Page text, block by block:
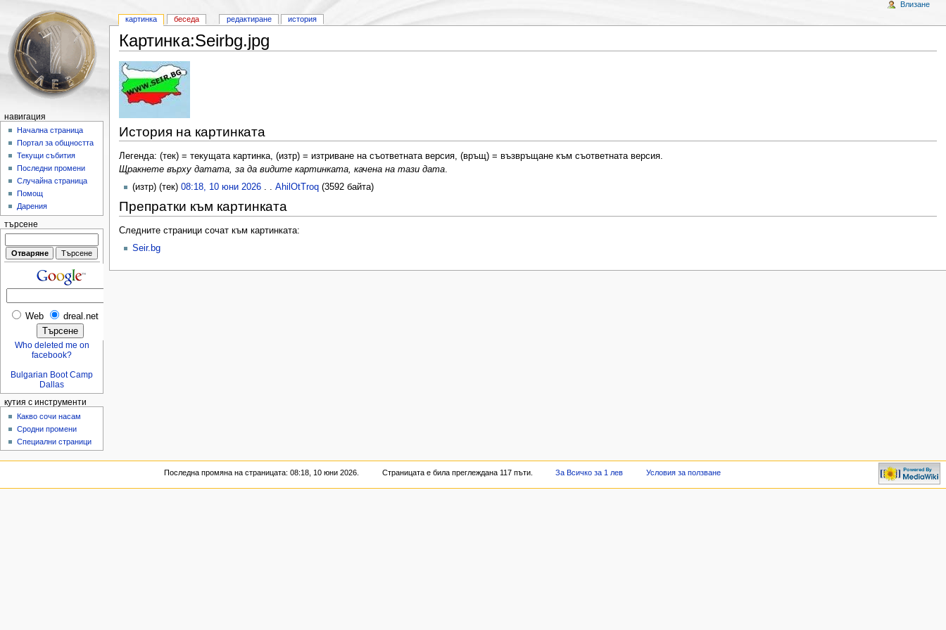
Картинка:Seirbg.jpg
История на картинката
Легенда: (тек) = текущата картинка, (изтр) = изтриване на съответната версия, (връщ) = възвръщане към съответната версия.
Щракнете върху датата, за да видите картинката, качена на тази дата.
(изтр) (тек) 08:18, 10 юни 2026. . AhilOtTroq(3592 байта)
Препратки към картинката
Следните страници сочат към картинката:
Seir.bg
картинка беседа редактиране история
Влизане
навигация
Начална страница
Портал за общността
Текущи събития
Последни промени
Случайна страница
Помощ
Дарения
търсене
Web dreal.net
Who deleted me on
facebook?
Bulgarian Boot Camp
Dallas
кутия с инструменти
Какво сочи насам
Сродни промени
Специални страници
Последна промяна на страницата: 08:18, 10 юни 2026. Страницата е била преглеждана 117 пъти. За Всичко за 1 лев Условия за ползване